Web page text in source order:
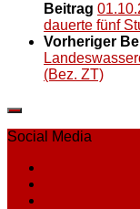
Beitrag
dauerte fünf
Vorheriger
(Bez. ZT)
Social Media